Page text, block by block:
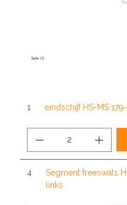
1 eindschijf HS-MS
4
Segment freeswals
links